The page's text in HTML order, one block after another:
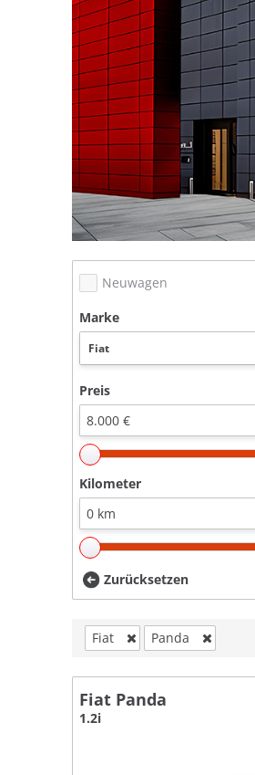
Neuwagen
Marke
Preis
Kilometer
Zurücksetzen
Fiat Panda
Fiat Panda
1.2i